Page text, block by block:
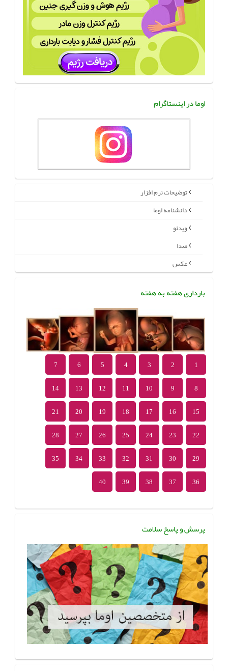
اوما در اینستاگرام
توضیحات نرم افزار
دانشنامه اوما
ویدئو
صدا
عکس
بارداری هفته به هفته
1
2
3
4
5
6
7
8
9
10
11
12
13
14
15
16
17
18
19
20
21
22
23
24
25
26
27
28
29
30
31
32
33
34
35
36
37
38
39
40
پرسش و پاسخ سلامت